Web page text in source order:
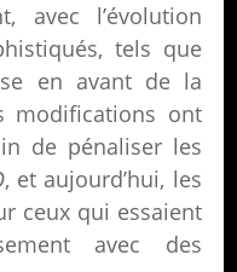
avec l’évolution
tels que
en avant de la
modifications ont
de pénaliser les
, et aujourd’hui, les
ceux qui essaient
avec des